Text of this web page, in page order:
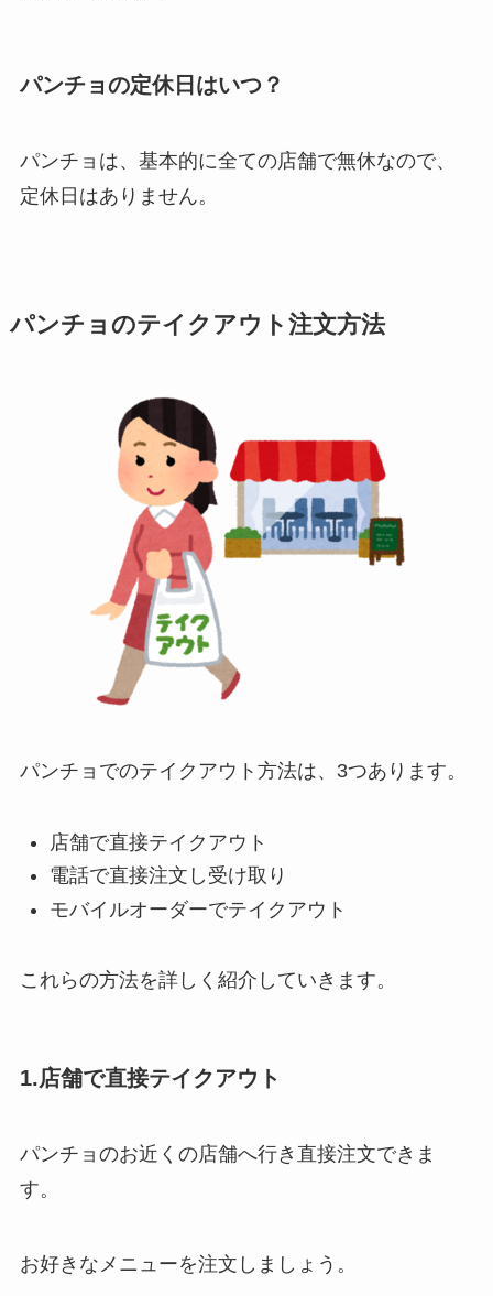
パンチョの定休日はいつ？
パンチョは、基本的に全ての店舗で無休なので、
定休日はありません。
パンチョのテイクアウト注文方法
パンチョでのテイクアウト方法は、3つあります。
店舗で直接テイクアウト
電話で直接注文し受け取り
モバイルオーダーでテイクアウト
これらの方法を詳しく紹介していきます。
1.店舗で直接テイクアウト
パンチョのお近くの店舗へ行き直接注文できま
す。
お好きなメニューを注文しましょう。